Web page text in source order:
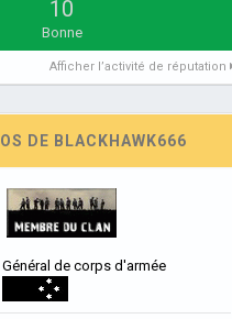
10
Bonne
Afficher l’activité de réputation
DE BLACKHAWK666
Général de corps d'armée